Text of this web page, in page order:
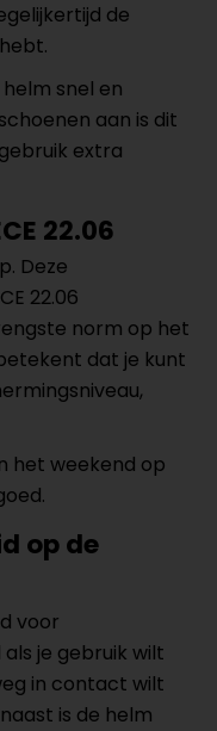
de
snel en
aan is dit
extra
22.06
Deze
22.06
norm op het
dat je kunt
het weekend op
op de
voor
je gebruik wilt
in contact wilt
is de helm